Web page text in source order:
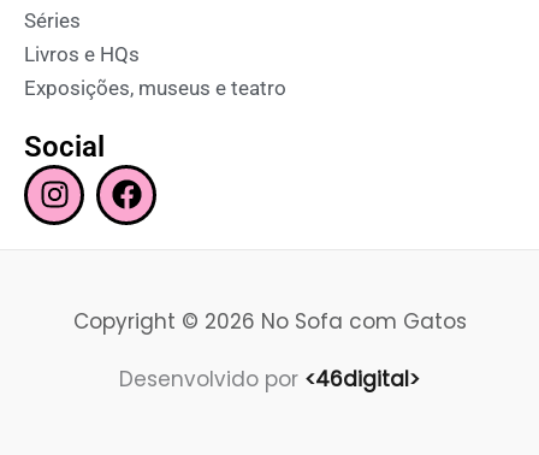
Séries
Livros e HQs
Exposições, museus e teatro
Social
I
n
s
F
a
c
o
k
Copyright © 2026 No Sofa com Gatos
Desenvolvido por <46digital>